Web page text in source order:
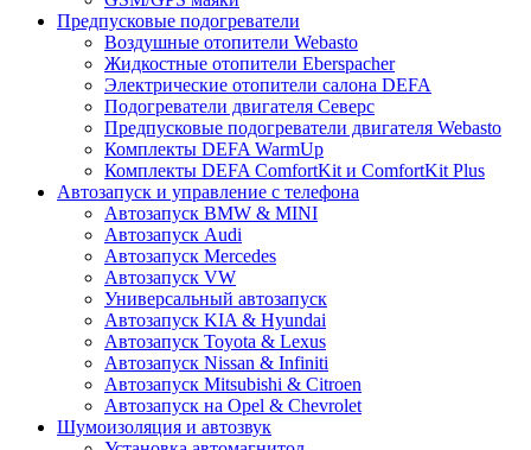
Предпусковые подогреватели
Воздушные отопители Webasto
Жидкостные отопители Eberspacher
Электрические отопители салона DEFA
Подогреватели двигателя Северс
Предпусковые подогреватели двигателя Webasto
Комплекты DEFA WarmUp
Комплекты DEFA ComfortKit и ComfortKit Plus
Автозапуск и управление с телефона
Автозапуск BMW & MINI
Автозапуск Audi
Автозапуск Mercedes
Автозапуск VW
Универсальный автозапуск
Автозапуск KIA & Hyundai
Автозапуск Toyota & Lexus
Автозапуск Nissan & Infiniti
Автозапуск Mitsubishi & Citroen
Автозапуск на Opel & Chevrolet
Шумоизоляция и автозвук